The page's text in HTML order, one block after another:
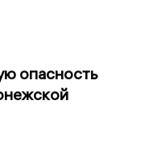
опасность